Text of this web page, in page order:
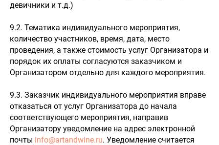
девичники и т.д.)
9.2. Тематика индивидуального мероприятия,
количество участников, время, дата, место
проведения, а также стоимость услуг Организатора и
порядок их оплаты согласуются заказчиком и
Организатором отдельно для каждого мероприятия.
9.3. Заказчик индивидуального мероприятия вправе
отказаться от услуг Организатора до начала
соответствующего мероприятия, направив
Организатору уведомление на адрес электронной
почты info@artandwine.ru. Уведомление считается